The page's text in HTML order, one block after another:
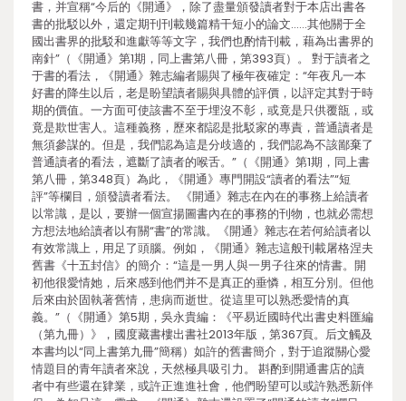
書，并宣稱“今后的《開通》，除了盡量頒發讀者對于本店出書各
書的批駁以外，還定期刊刊載幾篇精干短小的論文……其他關于全
國出書界的批駁和進獻等等文字，我們也酌情刊載，藉為出書界的
南針”（《開通》第1期，同上書第八冊，第393頁）。 對于讀者之
于書的看法，《開通》雜志編者賜與了極年夜確定：“年夜凡一本
好書的降生以后，老是盼望讀者賜與具體的評價，以評定其對于時
期的價值。一方面可使該書不至于埋沒不彰，或竟是只供覆瓿，或
竟是欺世害人。這種義務，歷來都認是批駁家的專責，普通讀者是
無須參謀的。但是，我們認為這是分歧適的，我們認為不該鄙棄了
普通讀者的看法，遮斷了讀者的喉舌。”（《開通》第1期，同上書
第八冊，第348頁）為此，《開通》專門開設“讀者的看法”“短
評”等欄目，頒發讀者看法。 《開通》雜志在內在的事務上給讀者
以常識，是以，要辦一個宣揚圖書內在的事務的刊物，也就必需想
方想法地給讀者以有關“書”的常識。《開通》雜志在若何給讀者以
有效常識上，用足了頭腦。例如，《開通》雜志這般刊載屠格涅夫
舊書《十五封信》的簡介：“這是一男人與一男子往來的情書。開
初他很愛情她，后來感到他們并不是真正的垂憐，相互分別。但他
后來由於固執著舊情，患病而逝世。從這里可以熟悉愛情的真
義。”（《開通》第5期，吳永貴編：《平易近國時代出書史料匯編
（第九冊）》，國度藏書樓出書社2013年版，第367頁。后文觸及
本書均以“同上書第九冊”簡稱）如許的舊書簡介，對于追蹤關心愛
情題目的青年讀者來說，天然極具吸引力。 斟酌到開通書店的讀
者中有些還在肄業，或許正進進社會，他們盼望可以或許熟悉新伴